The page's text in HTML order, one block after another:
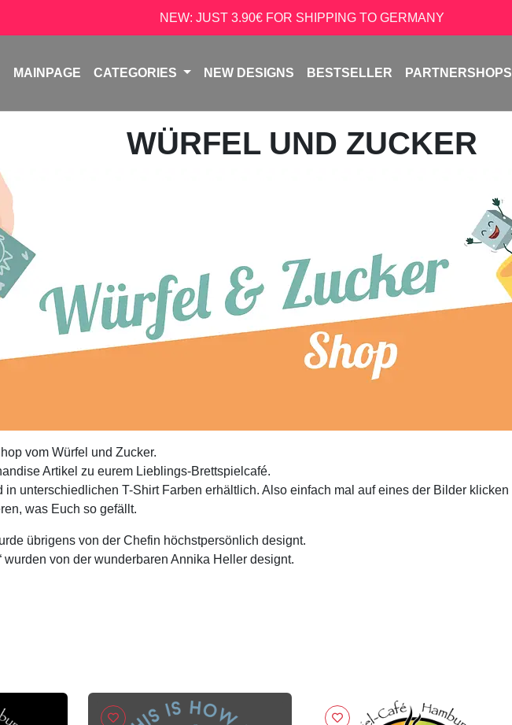
NEW: JUST 3.90€ FOR SHIPPING TO GERMANY
MAINPAGE CATEGORIES NEW DESIGNS BESTSELLER PARTNERSHOPS
WÜRFEL UND ZUCKER
vom Würfel und Zucker.
Artikel zu eurem Lieblings-Brettspielcafé.
unterschiedlichen T-Shirt Farben erhältlich. Also einfach mal auf eines der Bilder klicken
was Euch so gefällt.
übrigens von der Chefin höchstpersönlich designt.
wurden von der wunderbaren Annika Heller designt.